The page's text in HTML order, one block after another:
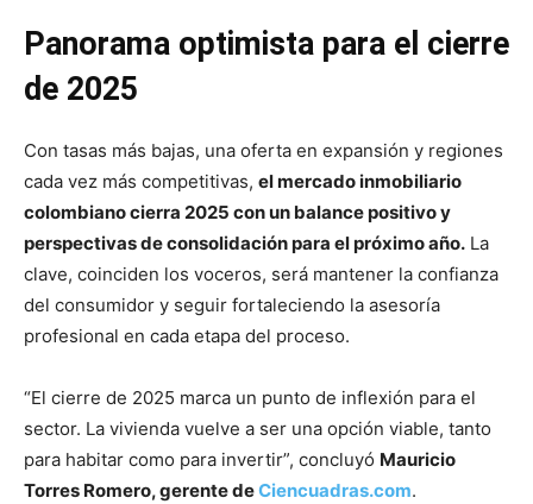
Panorama optimista para el cierre
de 2025
Con tasas más bajas, una oferta en expansión y regiones
cada vez más competitivas, el mercado inmobiliario
colombiano cierra 2025 con un balance positivo y
perspectivas de consolidación para el próximo año. La
clave, coinciden los voceros, será mantener la confianza
del consumidor y seguir fortaleciendo la asesoría
profesional en cada etapa del proceso.
“El cierre de 2025 marca un punto de inflexión para el
sector. La vivienda vuelve a ser una opción viable, tanto
para habitar como para invertir”, concluyó Mauricio
Torres Romero, gerente deCiencuadras.com.